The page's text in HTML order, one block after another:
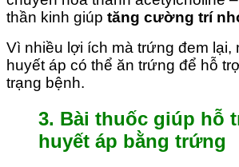
thần kinh giúp tăng cường trí
Vì nhiều lợi ích mà trứng đem lại,
huyết áp có thể ăn trứng để hỗ
trạng bệnh.
3. Bài thuốc giúp hỗ
huyết áp bằng trứng